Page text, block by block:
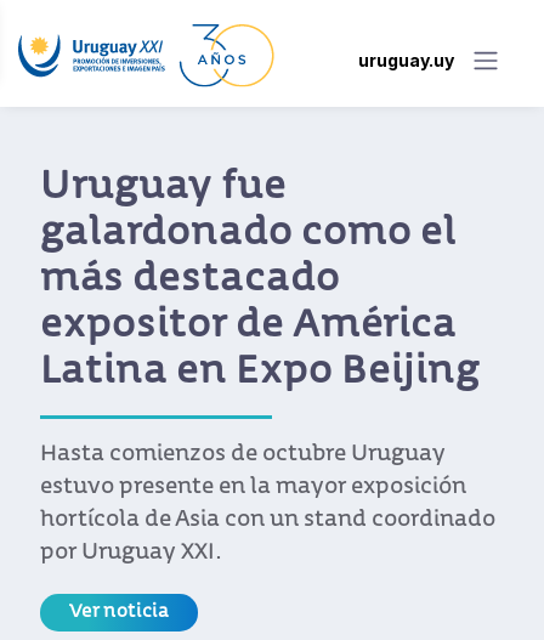
uruguay.uy
Uruguay promocionó
sus oportunidades de
inversión en cadena
forestal-madera
especialistas se reunieron en el II Foro de
Inversión Europea en Uruguay.